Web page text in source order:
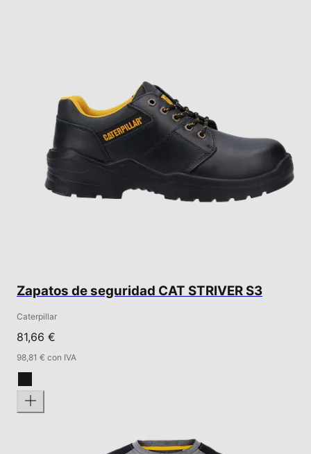
Zapatos de seguridad CAT STRIVER S3
Caterpillar
81,66 €
98,81 € con IVA